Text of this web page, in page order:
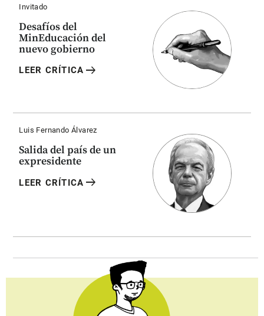
Invitado
Desafíos del
MinEducación del
nuevo gobierno
LEER CRÍTICA arrow_right_alt
Luis Fernando Álvarez
Salida del país de un
expresidente
LEER CRÍTICA arrow_right_alt